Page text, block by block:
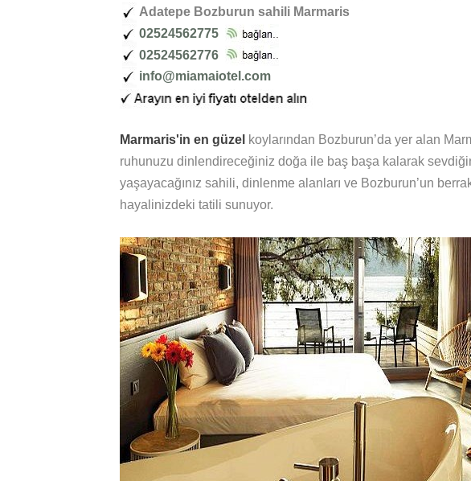
Adatepe Bozburun sahili Marmaris
02524562775
02524562776
info@miamaiotel.com
Marmaris'in en güzel koylarından Bozburun’da yer alan
ruhunuzu dinlendireceğiniz doğa ile baş başa kalarak
yaşayacağınız sahili, dinlenme alanları ve Bozburun’un
hayalinizdeki tatili sunuyor.